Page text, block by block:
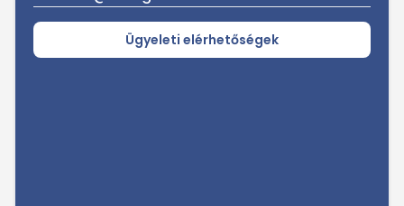
Ügyeleti elérhetőségek